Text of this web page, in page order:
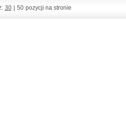
30 50 pozycji na stronie